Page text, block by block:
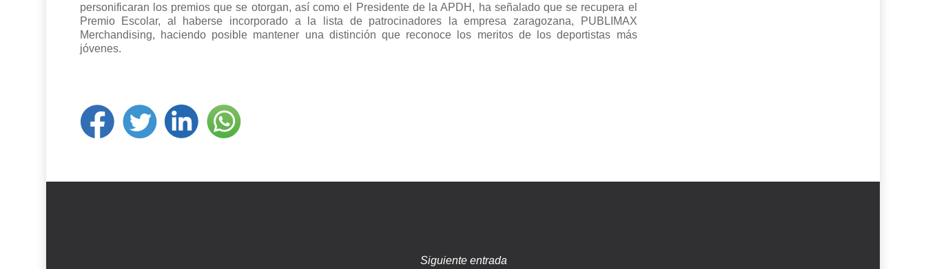
personificaran los premios que se otorgan, así como el Presidente de la APDH, ha señalado que se recupera el
Premio Escolar, al haberse incorporado a la lista de patrocinadores la empresa zaragozana, PUBLIMAX
Merchandising, haciendo posible mantener una distinción que reconoce los meritos de los deportistas más
jóvenes.
Siguiente entrada